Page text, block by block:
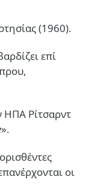
(1960).
επί
ΗΠΑ Ρίτσαρντ
».
οι